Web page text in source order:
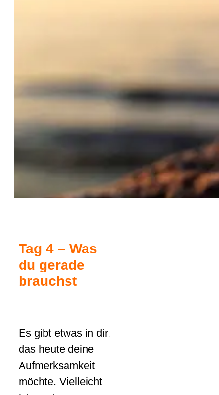
Tag 4 – Was
du gerade
brauchst
Es gibt etwas in dir,
das heute deine
Aufmerksamkeit
möchte. Vielleicht